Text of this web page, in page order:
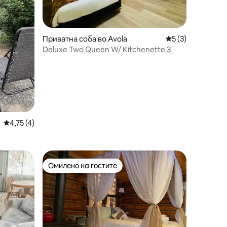
Просечна оцена: 4,75 од 5, 4 рецензии
4,75 (4)
Приватна соба во Avola Просечна
5 (3)
Deluxe Two Queen W/ Kitchenette 3
Омилено на гостите
Омилено на гостите